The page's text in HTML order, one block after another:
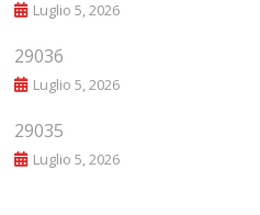
Luglio 5, 2026
29036
Luglio 5, 2026
29035
Luglio 5, 2026